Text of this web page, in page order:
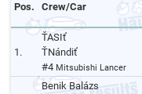
Pos. Crew/Car
1.
ŤASIť
ŤNándiť
#4 Mitsubishi Lancer
Benik Balázs